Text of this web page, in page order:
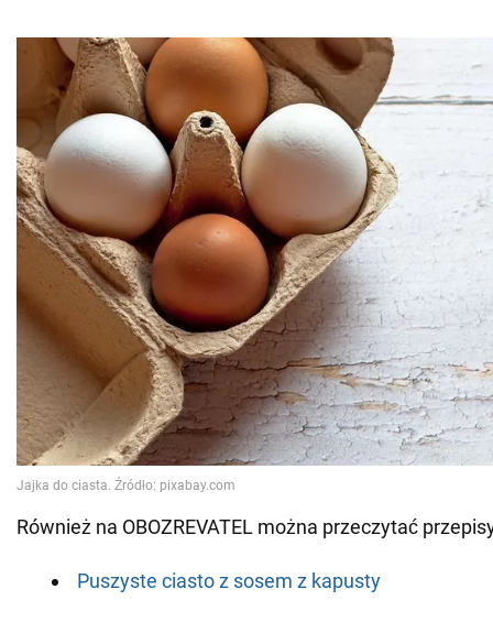
Również na OBOZREVATEL można przeczytać
Puszyste ciasto z sosem z kapusty